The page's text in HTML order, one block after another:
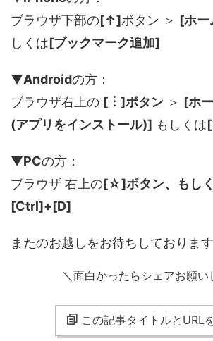
ブラウザ下部の[↑]ボタン ＞ [ホー
しくは[ブックマーク追加]
▼Androidの方：
ブラウザ右上の [︙]ボタン ＞ [ホ
(アプリをインストール)] もしくは
▼PCの方：
ブラウザ 右上の[☆]ボタン、もし
[Ctrl]+[D]
またのお越しをお待ちしております
＼面白かったらシェアお願い
この記事タイトルとURL